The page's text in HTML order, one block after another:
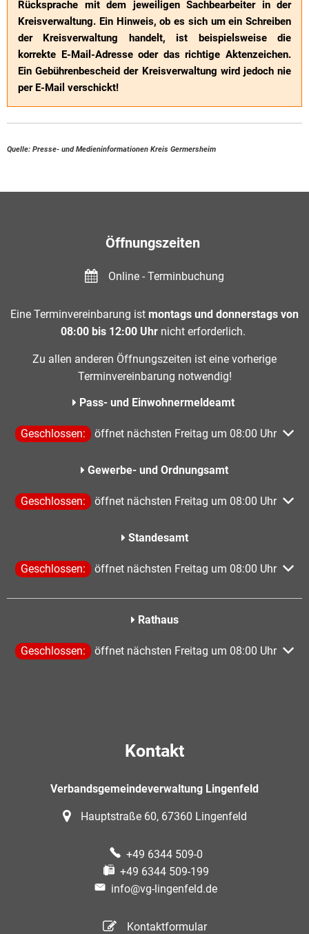
Rücksprache mit dem jeweiligen Sachbearbeiter in der
Kreisverwaltung. Ein Hinweis, ob es sich um ein Schreiben
der Kreisverwaltung handelt, ist beispielsweise die
korrekte E-Mail-Adresse oder das richtige Aktenzeichen.
Ein Gebührenbescheid der Kreisverwaltung wird jedoch nie
per E-Mail verschickt!
Quelle: Presse- und Medieninformationen Kreis Germersheim
Öffnungszeiten
Online - Terminbuchung
Eine Terminvereinbarung ist montags und donnerstags von
08:00 bis 12:00 Uhr nicht erforderlich.
Zu allen anderen Öffnungszeiten ist eine vorherige
Terminvereinbarung notwendig!
Pass- und Einwohnermeldeamt
Klicken, um weitere Öffnungs- oder Schließzeiten
Geschlossen: öffnet nächsten Freitag um 08:00 Uhr
Gewerbe- und Ordnungsamt
Klicken, um weitere Öffnungs- oder Schließzeiten
Geschlossen: öffnet nächsten Freitag um 08:00 Uhr
Standesamt
Klicken, um weitere Öffnungs- oder Schließzeiten
Geschlossen: öffnet nächsten Freitag um 08:00 Uhr
Rathaus
Klicken, um weitere Öffnungs- oder Schließzeiten
Geschlossen: öffnet nächsten Freitag um 08:00 Uhr
Kontakt
Verbandsgemeindeverwaltung Lingenfeld
Hauptstraße 60, 67360 Lingenfeld
+49 6344 509-0
+49 6344 509-199
info@vg-lingenfeld.de
Kontaktformular